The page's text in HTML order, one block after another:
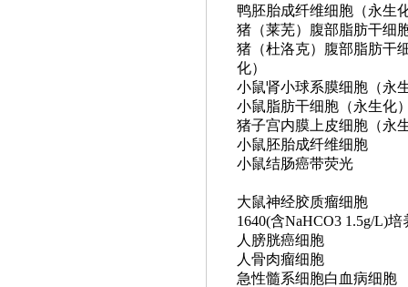
鸭胚胎成纤维细胞（永生
猪（莱芜）腹部脂肪干细
猪（杜洛克）腹部脂肪干
化）
小鼠肾小球系膜细胞（永
小鼠脂肪干细胞（永生化
猪子宫内膜上皮细胞（永
小鼠胚胎成纤维细胞
小鼠结肠癌带荧光
大鼠神经胶质瘤细胞
1640(含NaHCO3 1.5g/L)培
人膀胱癌细胞
人骨肉瘤细胞
急性髓系细胞白血病细胞